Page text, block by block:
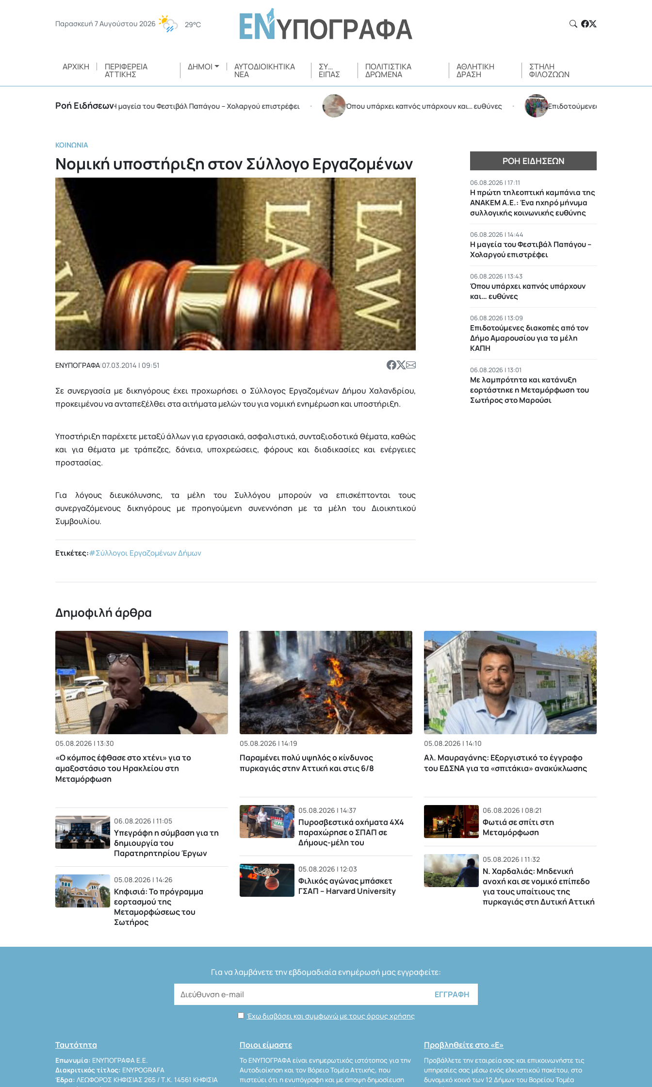
Παρασκευή 7 Αυγούστου 2026 29°C
ΑΡΧΙΚΉ ΠΕΡΙΦΈΡΕΙΑ
ΑΤΤΙΚΉΣ
ΔΉΜΟΙ ΑΥΤΟΔΙΟΙΚΗΤΙΚΆ
ΝΈΑ
ΣΥ…
ΕΊΠΑΣ
ΠΟΛΙΤΙΣΤΙΚΆ
ΔΡΏΜΕΝΑ
ΑΘΛΗΤΙΚΉ
ΔΡΆΣΗ
ΣΤΉΛΗ
ΦΙΛΌΖΩΩΝ
Ροή Ειδήσεων
• Η μαγεία του Φεστιβάλ Παπάγου – Χολαργού επιστρέφει • Όπου υπάρχει καπνός υπάρχουν και… ευθύνες • Επιδοτούμενες διακοπές από τον
ΚΟΙΝΩΝΊΑ
Νομική υποστήριξη στον Σύλλογο Εργαζομένων
ΕΝΥΠΟΓΡΑΦΑ|07.03.2014 | 09:51
Σε συνεργασία με δικηγόρους έχει προχωρήσει ο Σύλλογος Εργαζομένων Δήμου Χαλανδρίου,
προκειμένου να ανταπεξέλθει στα αιτήματα μελών του για νομική ενημέρωση και υποστήριξη.
Υποστήριξη παρέχετε μεταξύ άλλων για εργασιακά, ασφαλιστικά, συνταξιοδοτικά θέματα, καθώς
και για θέματα με τράπεζες, δάνεια, υποχρεώσεις, φόρους και διαδικασίες και ενέργειες
προστασίας.
Για λόγους διευκόλυνσης, τα μέλη του Συλλόγου μπορούν να επισκέπτονται τους
συνεργαζόμενους δικηγόρους με προηγούμενη συνεννόηση με τα μέλη του Διοικητικού
Συμβουλίου.
Ετικέτες:#Σύλλογοι Εργαζομένων Δήμων
ΡΟΉ ΕΙΔΉΣΕΩΝ
06.08.2026 | 17:11
Η πρώτη τηλεοπτική καμπάνια της
ΑΝΑΚΕΜ Α.Ε.: Ένα ηχηρό μήνυμα
συλλογικής κοινωνικής ευθύνης
06.08.2026 | 14:44
Η μαγεία του Φεστιβάλ Παπάγου –
Χολαργού επιστρέφει
06.08.2026 | 13:43
Όπου υπάρχει καπνός υπάρχουν
και… ευθύνες
06.08.2026 | 13:09
Επιδοτούμενες διακοπές από τον
Δήμο Αμαρουσίου για τα μέλη
ΚΑΠΗ
06.08.2026 | 13:01
Με λαμπρότητα και κατάνυξη
εορτάστηκε η Μεταμόρφωση του
Σωτήρος στο Μαρούσι
Δημοφιλή άρθρα
05.08.2026 | 13:30
«Ο κόμπος έφθασε στο χτένι» για το
αμαξοστάσιο του Ηρακλείου στη
Μεταμόρφωση
06.08.2026 | 11:05
Υπεγράφη η σύμβαση για τη
δημιουργία του
Παρατηρητηρίου Έργων
05.08.2026 | 14:26
Κηφισιά: Το πρόγραμμα
εορτασμού της
Μεταμορφώσεως του
Σωτήρος
05.08.2026 | 14:19
Παραμένει πολύ υψηλός ο κίνδυνος
πυρκαγιάς στην Αττική και στις 6/8
05.08.2026 | 14:37
Πυροσβεστικά οχήματα 4Χ4
παραχώρησε ο ΣΠΑΠ σε
Δήμους-μέλη του
05.08.2026 | 12:03
Φιλικός αγώνας μπάσκετ
ΓΣΑΠ – Harvard University
05.08.2026 | 14:10
Αλ. Μαυραγάνης: Εξοργιστικό το έγγραφο
του ΕΔΣΝΑ για τα «σπιτάκια» ανακύκλωσης
06.08.2026 | 08:21
Φωτιά σε σπίτι στη
Μεταμόρφωση
05.08.2026 | 11:32
Ν. Χαρδαλιάς: Μηδενική
ανοχή και σε νομικό επίπεδο
για τους υπαίτιους της
πυρκαγιάς στη Δυτική Αττική
Για να λαμβάνετε την εβδομαδιαία ενημέρωσή μας εγγραφείτε:
Έχω διαβάσει και συμφωνώ με τους όρους χρήσης
Ταυτότητα
Επωνυμία: ΕΝΥΠΟΓΡΑΦΑ Ε.Ε.
Διακριτικός τίτλος: ENYPOGRAFA
Έδρα: ΛΕΩΦΟΡΟΣ ΚΗΦΙΣΙΑΣ 265 / Τ.Κ. 14561 ΚΗΦΙΣΙΑ
Ποιοι είμαστε
Το ΕΝΥΠΟΓΡΑΦΑ είναι ενημερωτικός ιστότοπος για την
Αυτοδιοίκηση και τον Βόρειο Τομέα Αττικής, που
πιστεύει ότι η ενυπόγραφη και με άποψη δημοσίευση
Προβληθείτε στο «Ε»
Προβάλλετε την εταιρεία σας και επικοινωνήστε τις
υπηρεσίες σας μέσω ενός ελκυστικού πακέτου, στο
δυναμικό κοινό των 12 Δήμων του Βορείου Τομέα